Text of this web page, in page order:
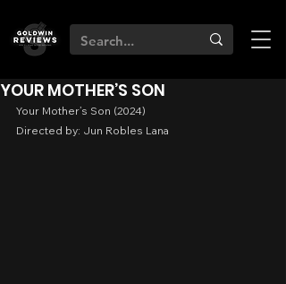
YOUR MOTHER’S SON
Your Mother’s Son (2024)
Directed by: Jun Robles Lana